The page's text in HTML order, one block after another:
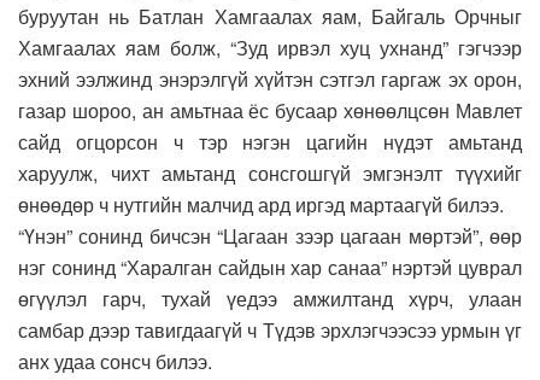
буруутан нь Батлан Хамгаалах яам, Байгаль Орчныг
Хамгаалах яам болж, “Зуд ирвэл хуц ухнанд” гэгчээр
эхний ээлжинд энэрэлгүй хүйтэн сэтгэл гаргаж эх орон,
газар шороо, ан амьтнаа ёс бусаар хөнөөлцсөн Мавлет
сайд огцорсон ч тэр нэгэн цагийн нүдэт амьтанд
харуулж, чихт амьтанд сонсгошгүй эмгэнэлт түүхийг
өнөөдөр ч нутгийн малчид ард иргэд мартаагүй билээ.
“Үнэн” сонинд бичсэн “Цагаан зээр цагаан мөртэй”, өөр
нэг сонинд “Харалган сайдын хар санаа” нэртэй цуврал
өгүүлэл гарч, тухай үедээ амжилтанд хүрч, улаан
самбар дээр тавигдаагүй ч Түдэв эрхлэгчээсээ урмын үг
анх удаа сонсч билээ.